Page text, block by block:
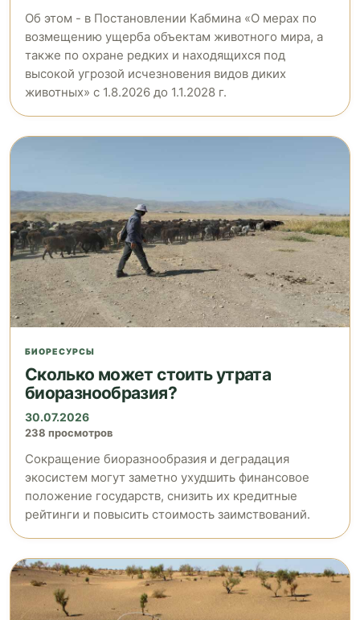
Об этом - в Постановлении Кабмина «О мерах по
возмещению ущерба объектам животного мира, а
также по охране редких и находящихся под
высокой угрозой исчезновения видов диких
животных» с 1.8.2026 до 1.1.2028 г.
БИОРЕСУРСЫ
Сколько может стоить утрата
биоразнообразия?
30.07.2026
238 просмотров
Сокращение биоразнообразия и деградация
экосистем могут заметно ухудшить финансовое
положение государств, снизить их кредитные
рейтинги и повысить стоимость заимствований.